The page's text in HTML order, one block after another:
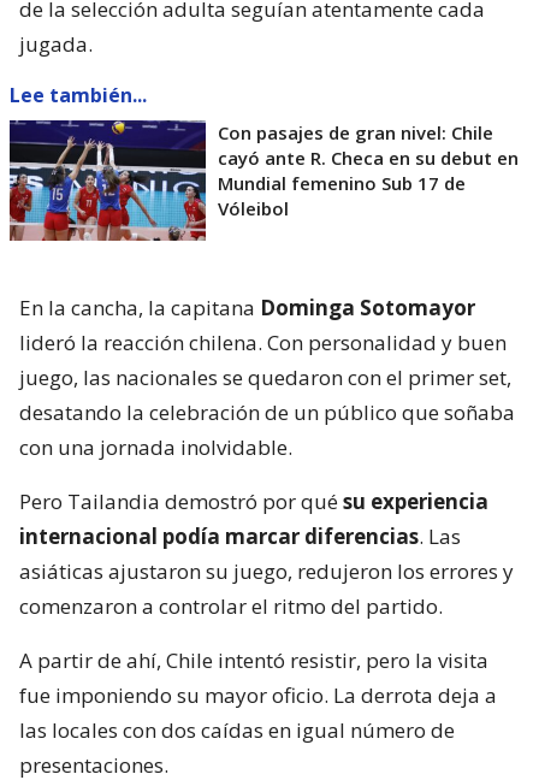
de la selección adulta seguían atentamente cada
jugada.
Lee también...
Con pasajes de gran nivel: Chile
cayó ante R. Checa en su debut en
Mundial femenino Sub 17 de
Vóleibol
En la cancha, la capitana Dominga Sotomayor
lideró la reacción chilena. Con personalidad y buen
juego, las nacionales se quedaron con el primer set,
desatando la celebración de un público que soñaba
con una jornada inolvidable.
Pero Tailandia demostró por quésu experiencia
internacional podía marcar diferencias. Las
asiáticas ajustaron su juego, redujeron los errores y
comenzaron a controlar el ritmo del partido.
A partir de ahí, Chile intentó resistir, pero la visita
fue imponiendo su mayor oficio. La derrota deja a
las locales con dos caídas en igual número de
presentaciones.